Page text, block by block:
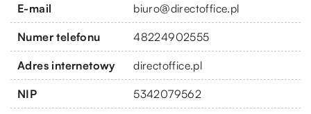
E-mail biuro@directoffice.pl
Numer telefonu 48224902555
Adres internetowy directoffice.pl
NIP 5342079562